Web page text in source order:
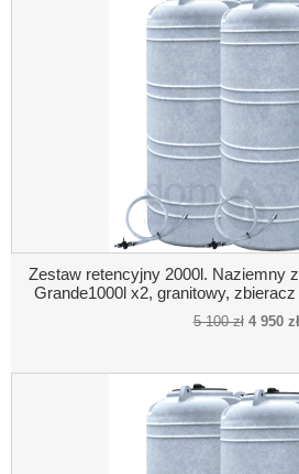
Zestaw retencyjny 2000l. Naziemny
Grande1000l x2, granitowy,
poboru wody
5 100 zł 4 950 zł